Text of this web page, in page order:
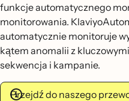
funkcje automatycznego
monitorowania.
automatycznie monitoruje
kątem anomalii z
sekwencja i kampanie.
Przejdź do naszego